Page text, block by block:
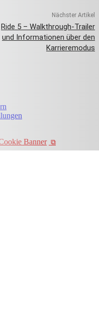
Nächster Artikel
Ride 5 – Walkthrough-Trailer
und Informationen über den
Karrieremodus
Banner